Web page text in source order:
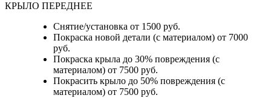
КРЫЛО ПЕРЕДНЕЕ
Снятие/установка от 1500 руб.
Покраска новой детали (с материалом) от 7000
руб.
Покраска крыла до 30% повреждения (с
материалом) от 7500 руб.
Покрасить крыло до 50% повреждения (с
материалом) от 7500 руб.